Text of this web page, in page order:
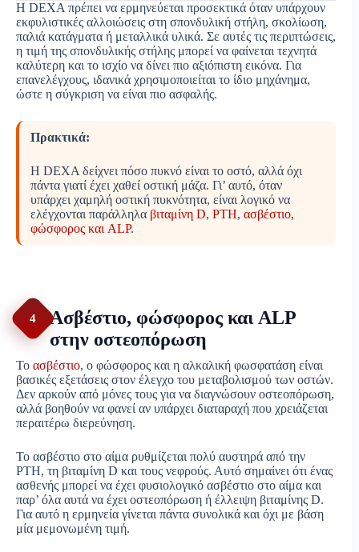
Η DEXA πρέπει να ερμηνεύεται προσεκτικά όταν υπάρχουν
εκφυλιστικές αλλοιώσεις στη σπονδυλική στήλη, σκολίωση,
παλιά κατάγματα ή μεταλλικά υλικά. Σε αυτές τις περιπτώσεις,
η τιμή της σπονδυλικής στήλης μπορεί να φαίνεται τεχνητά
καλύτερη και το ισχίο να δίνει πιο αξιόπιστη εικόνα. Για
επανελέγχους, ιδανικά χρησιμοποιείται το ίδιο μηχάνημα,
ώστε η σύγκριση να είναι πιο ασφαλής.
Πρακτικά:
Η DEXA δείχνει πόσο πυκνό είναι το οστό, αλλά όχι
πάντα γιατί έχει χαθεί οστική μάζα. Γι’ αυτό, όταν
υπάρχει χαμηλή οστική πυκνότητα, είναι λογικό να
ελέγχονται παράλληλα βιταμίνη D, PTH, ασβέστιο,
φώσφορος και ALP.
4
Ασβέστιο, φώσφορος και ALP
στην οστεοπόρωση
Το ασβέστιο, ο φώσφορος και η αλκαλική φωσφατάση είναι
βασικές εξετάσεις στον έλεγχο του μεταβολισμού των οστών.
Δεν αρκούν από μόνες τους για να διαγνώσουν οστεοπόρωση,
αλλά βοηθούν να φανεί αν υπάρχει διαταραχή που χρειάζεται
περαιτέρω διερεύνηση.
Το ασβέστιο στο αίμα ρυθμίζεται πολύ αυστηρά από την
PTH, τη βιταμίνη D και τους νεφρούς. Αυτό σημαίνει ότι ένας
ασθενής μπορεί να έχει φυσιολογικό ασβέστιο στο αίμα και
παρ’ όλα αυτά να έχει οστεοπόρωση ή έλλειψη βιταμίνης D.
Για αυτό η ερμηνεία γίνεται πάντα συνολικά και όχι με βάση
μία μεμονωμένη τιμή.